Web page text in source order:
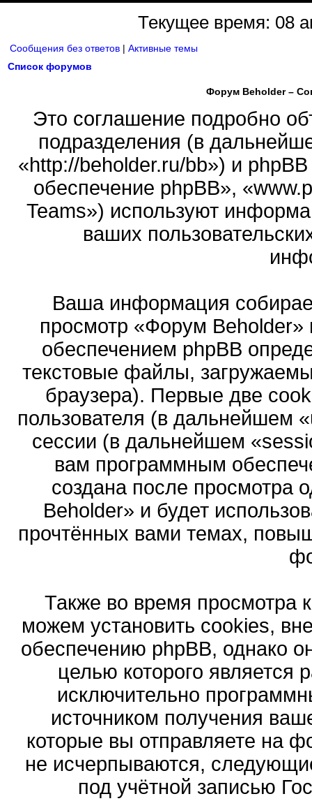
Текущее время: 08
Сообщения без ответов | Активные темы
Список форумов
Форум Beholder –
Это соглашение подробно
подразделения (в
«http://beholder.ru/bb») и
обеспечение phpBB»,
Teams») используют
ваших
Ваша информация
просмотр «Форум
обеспечением phpBB
текстовые файлы,
браузера). Первые две
пользователя (в дальнейшем
сессии (в дальнейшем
вам программным
создана после просмотра
Beholder» и будет
прочтённых вами темах,
Также во время
можем установить cookies,
обеспечению phpBB, однако
целью которого является
исключительно
источником получения
которые вы отправляете на
не исчерпываются,
под учётной записью